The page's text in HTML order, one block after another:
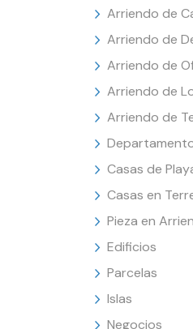
Arriendo de
Arriendo de
Arriendo de
Arriendo de
Arriendo de
Casas de
Casas en
Pieza en
Edificios
Parcelas
Islas
Negocios